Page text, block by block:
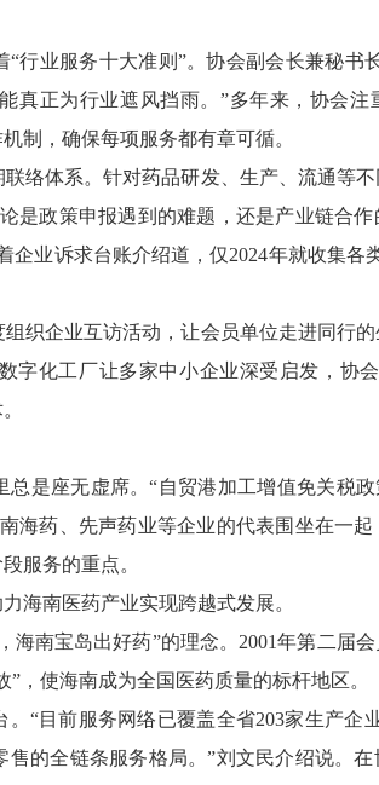
行业服务十大准则”。协会副会长兼秘书
真正为行业遮风挡雨。”多年来，协会注
制，确保每项服务都有章可循。
络体系。针对药品研发、生产、流通等
是政策申报遇到的难题，还是产业链合
业诉求台账介绍道，仅2024年就收集各
织企业互访活动，让会员单位走进同行
字化工厂让多家中小企业深受启发，协
是座无虚席。“自贸港加工增值免关税政
海药、先声药业等企业的代表围坐在一
服务的重点。
海南医药产业实现跨越式发展。
海南宝岛出好药”的理念。2001年第二届
，使海南成为全国医药质量的标杆地区。
“目前服务网络已覆盖全省203家生产企
的全链条服务格局。”刘文民介绍说。